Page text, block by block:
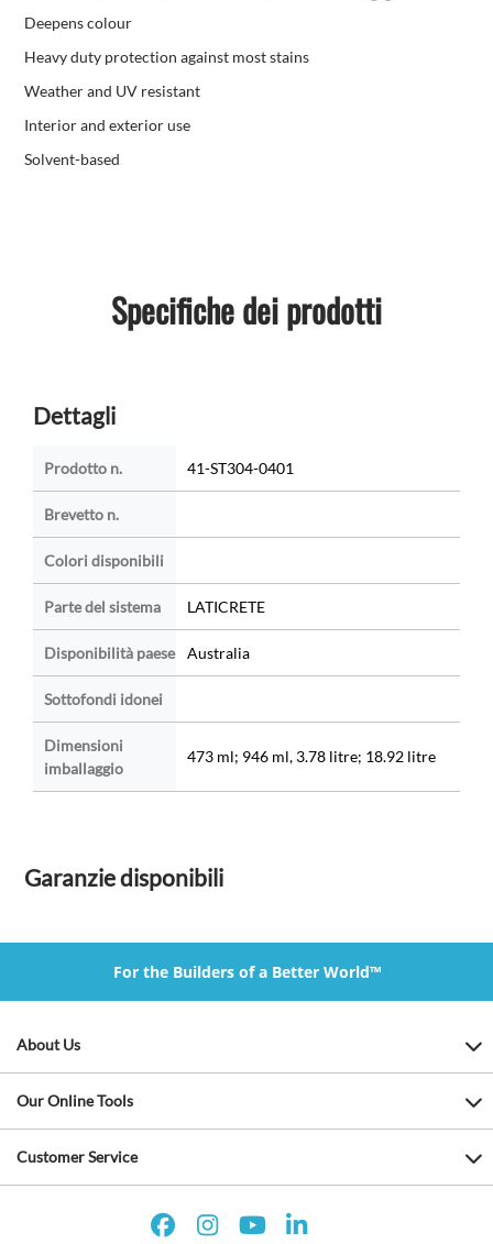
Deepens colour
Heavy duty protection against most stains
Weather and UV resistant
Interior and exterior use
Solvent-based
Specifiche dei prodotti
Dettagli
Prodotto n. 41-ST304-0401
Brevetto n.
Colori disponibili
Parte del sistema LATICRETE
Disponibilità paese Australia
Sottofondi idonei
Dimensioni
imballaggio
473 ml; 946 ml, 3.78 litre; 18.92 litre
Garanzie disponibili
For the Builders of a Better World™
About Us
Our Online Tools
Customer Service